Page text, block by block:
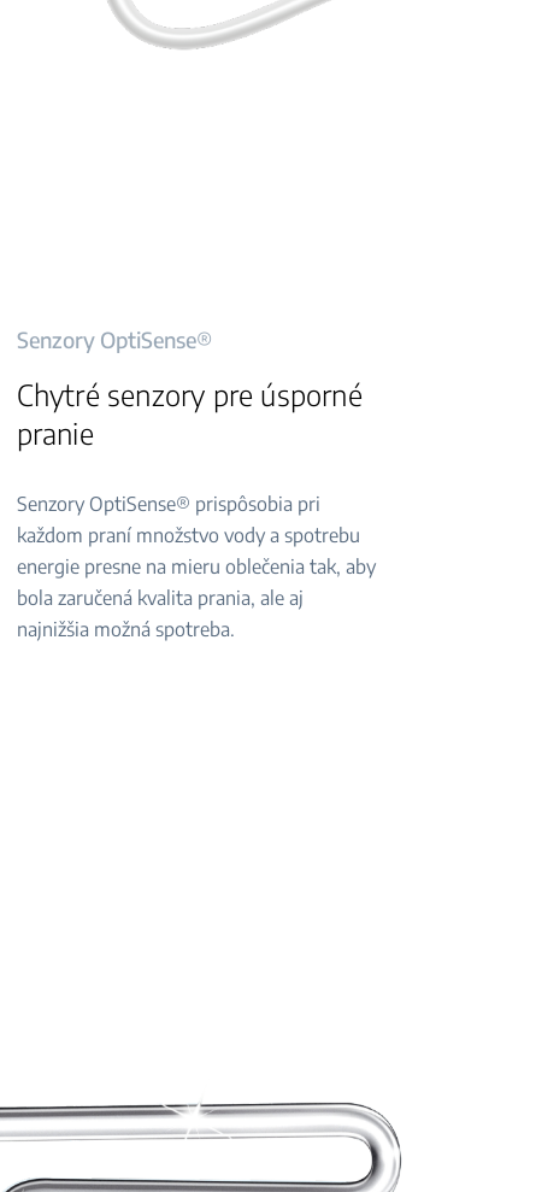
Senzory OptiSense®
Chytré senzory pre úsporné
pranie
Senzory OptiSense® prispôsobia pri
každom praní množstvo vody a spotrebu
energie presne na mieru oblečenia tak, aby
bola zaručená kvalita prania, ale aj
najnižšia možná spotreba.